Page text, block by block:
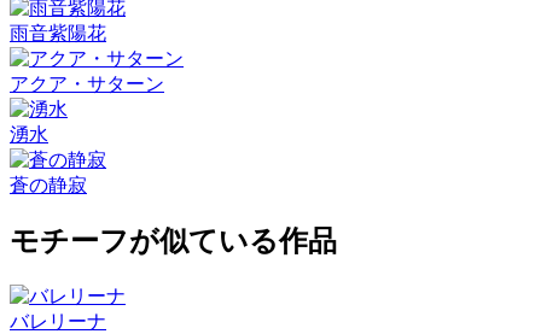
雨音紫陽花
アクア・サターン
湧水
蒼の静寂
モチーフが似ている作品
バレリーナ